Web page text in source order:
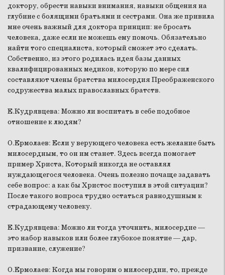
доктору, обрести навыки внимания, навыки общения на
глубине с болящими братьями и сестрами. Она же привила
мне очень важный для доктора принцип: не бросать
человека, даже если не можешь ему помочь. Обязательно
найти того специалиста, который сможет это сделать.
Собственно, из этого родилась идея базы данных
квалифицированных медиков, которую по мере сил
составляют члены братства милосердия Преображенского
содружества малых православных братств.
Е.Кудрявцева: Можно ли воспитать в себе подобное
отношение к людям?
О.Ермолаев: Если у верующего человека есть желание быть
милосердным, то он им станет. Здесь всегда помогает
пример Христа, Который никогда не оставлял
нуждающегося человека. Очень полезно почаще задавать
себе вопрос: а как бы Христос поступил в этой ситуации?
После такого вопроса трудно остаться равнодушным к
страдающему человеку.
Е.Кудрявцева: Можно ли тогда уточнить, милосердие —
это набор навыков или более глубокое понятие — дар,
призвание, служение?
О.Ермолаев: Когда мы говорим о милосердии, то, прежде